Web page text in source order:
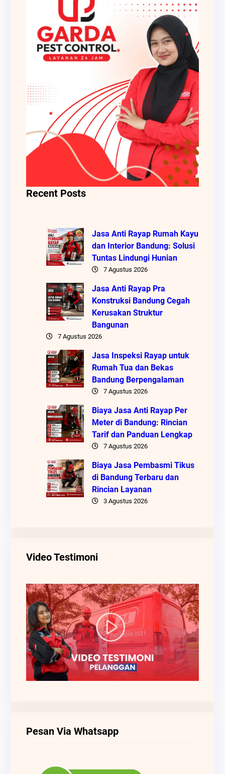
Recent Posts
Jasa Anti Rayap Rumah Kayu
dan Interior Bandung: Solusi
Tuntas Lindungi Hunian
7 Agustus 2026
Jasa Anti Rayap Pra
Konstruksi Bandung Cegah
Kerusakan Struktur
Bangunan
7 Agustus 2026
Jasa Inspeksi Rayap untuk
Rumah Tua dan Bekas
Bandung Berpengalaman
7 Agustus 2026
Biaya Jasa Anti Rayap Per
Meter di Bandung: Rincian
Tarif dan Panduan Lengkap
7 Agustus 2026
Biaya Jasa Pembasmi Tikus
di Bandung Terbaru dan
Rincian Layanan
3 Agustus 2026
Video Testimoni
Pesan Via Whatsapp